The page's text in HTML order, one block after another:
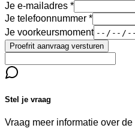
Je e-mailadres
Je telefoonnummer
Je voorkeursmoment
Proefrit aanvraag versturen
Stel je vraag
Vraag meer informatie over de